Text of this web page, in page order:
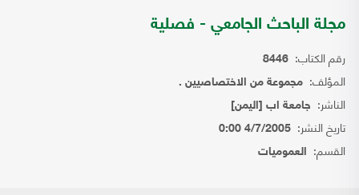
مجلة الباحث الجامعي - فصلية
رقم الكتاب: 8446
المؤلف: مجموعة من الاختصاصيين .
الناشر: جامعة اب [اليمن]
تاريخ النشر: 4/7/2005 0:00
القسم: العموميات